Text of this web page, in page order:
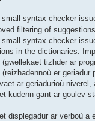
syntax checker
filtering of
syntax checker
in the dictionaries.
tizhder ar
er geriadur
ar geriadurioù niverel,
kudenn gant ar goulev-
displegadur ar verboù a